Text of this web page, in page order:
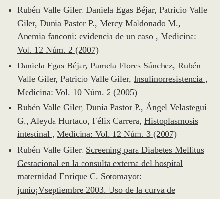
Rubén Valle Giler, Daniela Egas Béjar, Patricio Valle
Giler, Dunia Pastor P., Mercy Maldonado M.,
Anemia fanconi: evidencia de un caso , Medicina:
Vol. 12 Núm. 2 (2007)
Daniela Egas Béjar, Pamela Flores Sánchez, Rubén
Valle Giler, Patricio Valle Giler, Insulinorresistencia ,
Medicina: Vol. 10 Núm. 2 (2005)
Rubén Valle Giler, Dunia Pastor P., Ángel Velasteguí
G., Aleyda Hurtado, Félix Carrera, Histoplasmosis
intestinal , Medicina: Vol. 12 Núm. 3 (2007)
Rubén Valle Giler, Screening para Diabetes Mellitus
Gestacional en la consulta externa del hospital
maternidad Enrique C. Sotomayor:
junio¡Vseptiembre 2003. Uso de la curva de